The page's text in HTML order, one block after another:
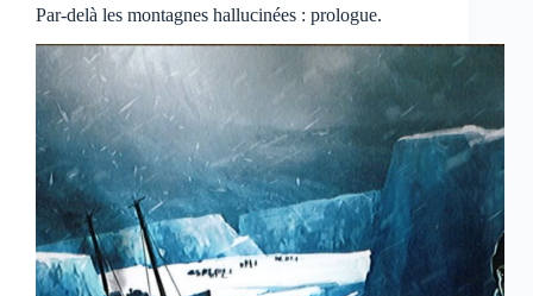
Par-delà les montagnes hallucinées : prologue.